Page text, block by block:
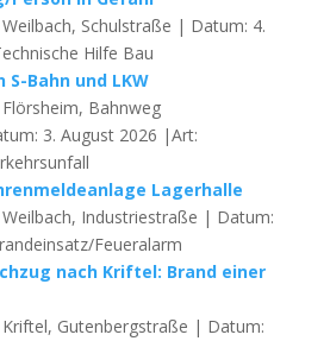
Schulstraße | Datum: 4.
Hilfe Bau
Bahn und LKW
Bahnweg
3. August 2026 |Art:
Lagerhalle
Industriestraße | Datum:
Feueralarm
nach Kriftel: Brand einer
Gutenbergstraße | Datum: